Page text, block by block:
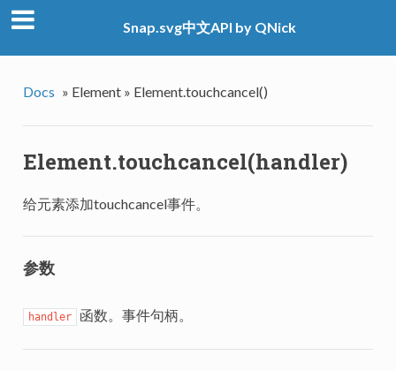
Snap.svg中文API by QNick
Docs » Element » Element.touchcancel()
Element.touchcancel(handler)
给元素添加touchcancel事件。
参数
handler 函数。事件句柄。